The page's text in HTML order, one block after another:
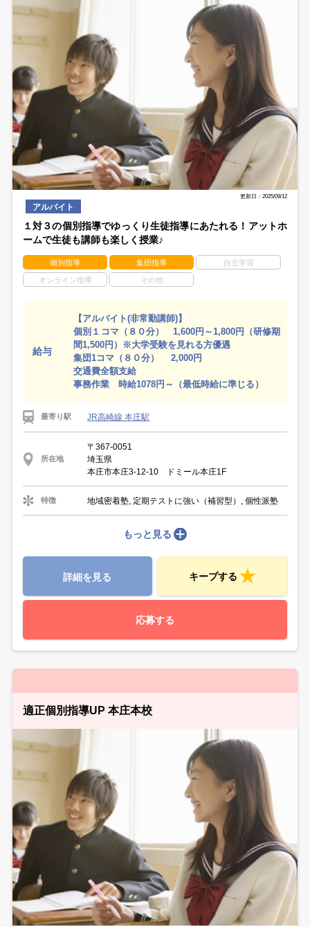
更新日：2025/09/12
アルバイト
１対３の個別指導でゆっくり生徒指導にあたれる！アットホ
ームで生徒も講師も楽しく授業♪
個別指導 集団指導 自立学習
オンライン指導 その他
給与
【アルバイト(非常勤講師)】
個別１コマ（８０分） 1,600円～1,800円（研修期
間1,500円）※大学受験を見れる方優遇
集団1コマ（８０分） 2,000円
交通費全額支給
事務作業 時給1078円～（最低時給に準じる）
最寄り駅 JR高崎線 本庄駅
所在地
〒367-0051
埼玉県
本庄市本庄3-12-10 ドミール本庄1F
特徴 地域密着塾, 定期テストに強い（補習型）, 個性派塾
もっと見る
詳細を見る キープする
応募する
適正個別指導UP 本庄本校